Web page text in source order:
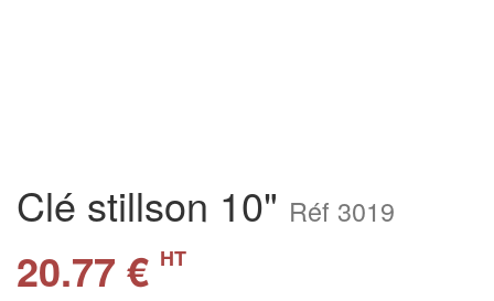
Clé stillson 10" Réf 3019
20.77 € HT